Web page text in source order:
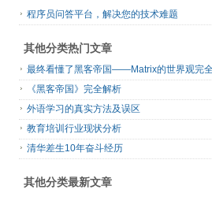
程序员问答平台，解决您的技术难题
其他分类热门文章
最终看懂了黑客帝国——Matrix的世界观完
《黑客帝国》完全解析
外语学习的真实方法及误区
教育培训行业现状分析
清华差生10年奋斗经历
其他分类最新文章